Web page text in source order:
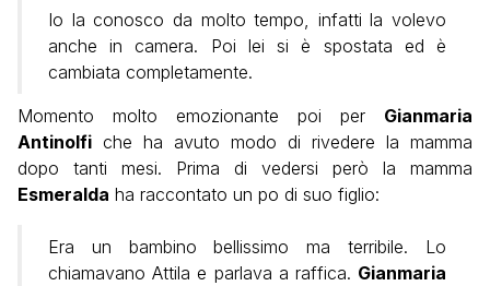
Io la conosco da molto tempo, infatti la volevo
anche in camera. Poi lei si è spostata ed è
cambiata completamente.
Momento molto emozionante poi per Gianmaria
Antinolfi che ha avuto modo di rivedere la mamma
dopo tanti mesi. Prima di vedersi però la mamma
Esmeralda ha raccontato un po di suo figlio:
Era un bambino bellissimo ma terribile. Lo
chiamavano Attila e parlava a raffica. Gianmaria